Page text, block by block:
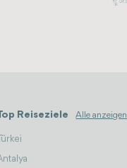
Reiseziele Alle anzeigen
Türkei